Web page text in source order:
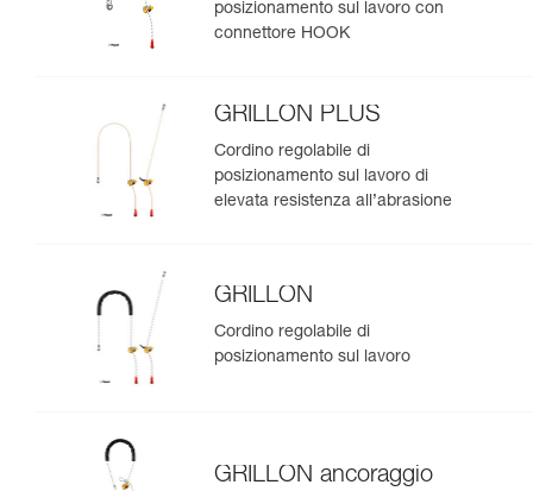
posizionamento sul lavoro con
connettore HOOK
GRILLON PLUS
Cordino regolabile di
posizionamento sul lavoro di
elevata resistenza all’abrasione
GRILLON
Cordino regolabile di
posizionamento sul lavoro
GRILLON ancoraggio